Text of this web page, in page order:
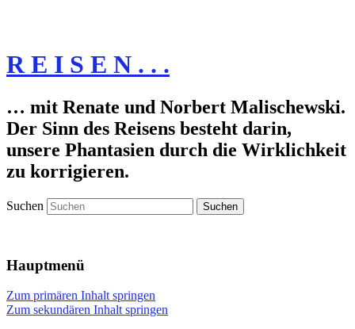
R E I S E N . . .
… mit Renate und Norbert Malischewski.
Der Sinn des Reisens besteht darin,
unsere Phantasien durch die Wirklichkeit
zu korrigieren.
Suchen
Hauptmenü
Zum primären Inhalt springen
Zum sekundären Inhalt springen